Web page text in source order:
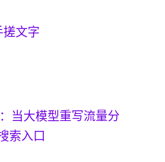
文字
当大模型重写流量分
索入口